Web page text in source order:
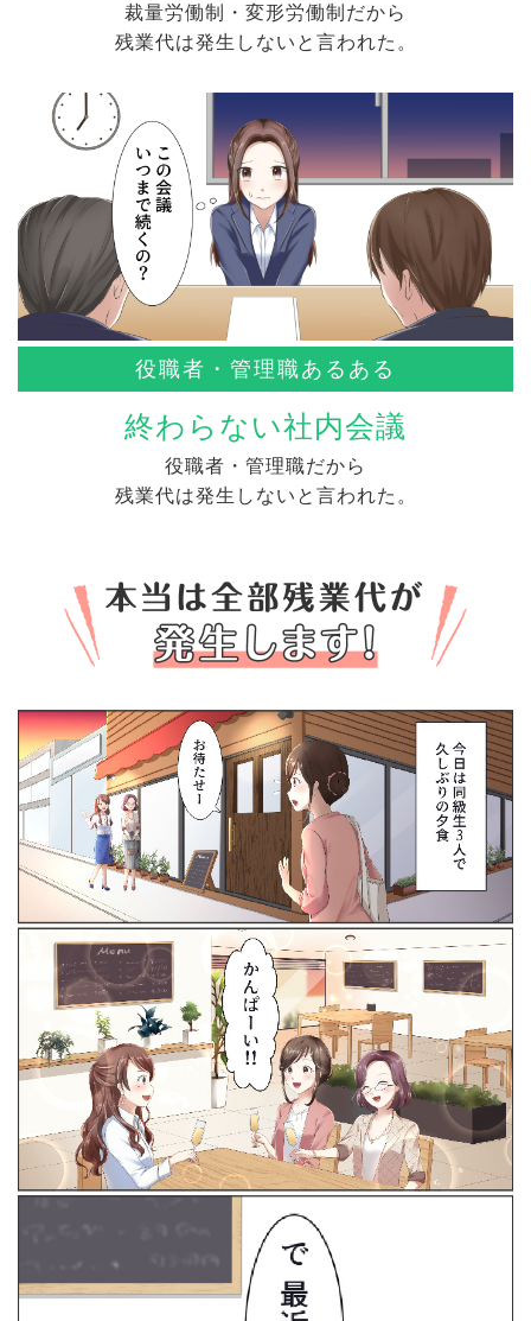
裁量労働制・変形労働制だから
残業代は発生しないと言われた。
役職者・管理職あるある
終わらない社内会議
役職者・管理職だから
残業代は発生しないと言われた。